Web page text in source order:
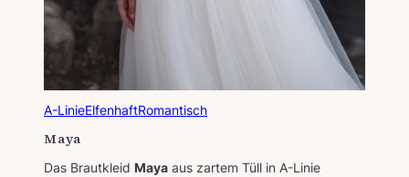
A-LinieElfenhaftRomantisch
Maya
Das Brautkleid Maya aus zartem Tüll in A-Linie